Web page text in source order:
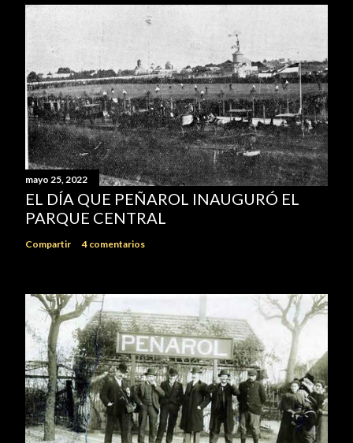
mayo 25, 2022
EL DÍA QUE PEÑAROL INAUGURÓ EL
PARQUE CENTRAL
Compartir 4 comentarios